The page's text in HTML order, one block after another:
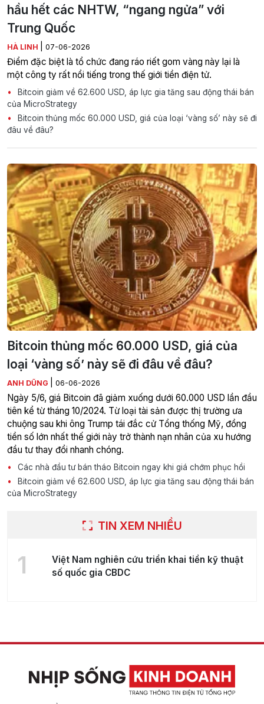
hầu hết các NHTW, “ngang ngửa” với
Trung Quốc
HÀ LINH 07-06-2026
Điểm đặc biệt là tổ chức đang ráo riết gom vàng này lại là
một công ty rất nổi tiếng trong thế giới tiền điện tử.
Bitcoin giảm về 62.600 USD, áp lực gia tăng sau động thái bán
của MicroStrategy
Bitcoin thủng mốc 60.000 USD, giá của loại ‘vàng số’ này sẽ đi
đâu về đâu?
Bitcoin thủng mốc 60.000 USD, giá của
loại ‘vàng số’ này sẽ đi đâu về đâu?
ANH DŨNG 06-06-2026
Ngày 5/6, giá Bitcoin đã giảm xuống dưới 60.000 USD lần đầu
tiên kể từ tháng 10/2024. Từ loại tài sản được thị trường ưa
chuộng sau khi ông Trump tái đắc cử Tổng thống Mỹ, đồng
tiền số lớn nhất thế giới này trở thành nạn nhân của xu hướng
đầu tư thay đổi nhanh chóng.
Các nhà đầu tư bán tháo Bitcoin ngay khi giá chớm phục hồi
Bitcoin giảm về 62.600 USD, áp lực gia tăng sau động thái bán
của MicroStrategy
TIN XEM NHIỀU
1
Việt Nam nghiên cứu triển khai tiền kỹ thuật
số quốc gia CBDC